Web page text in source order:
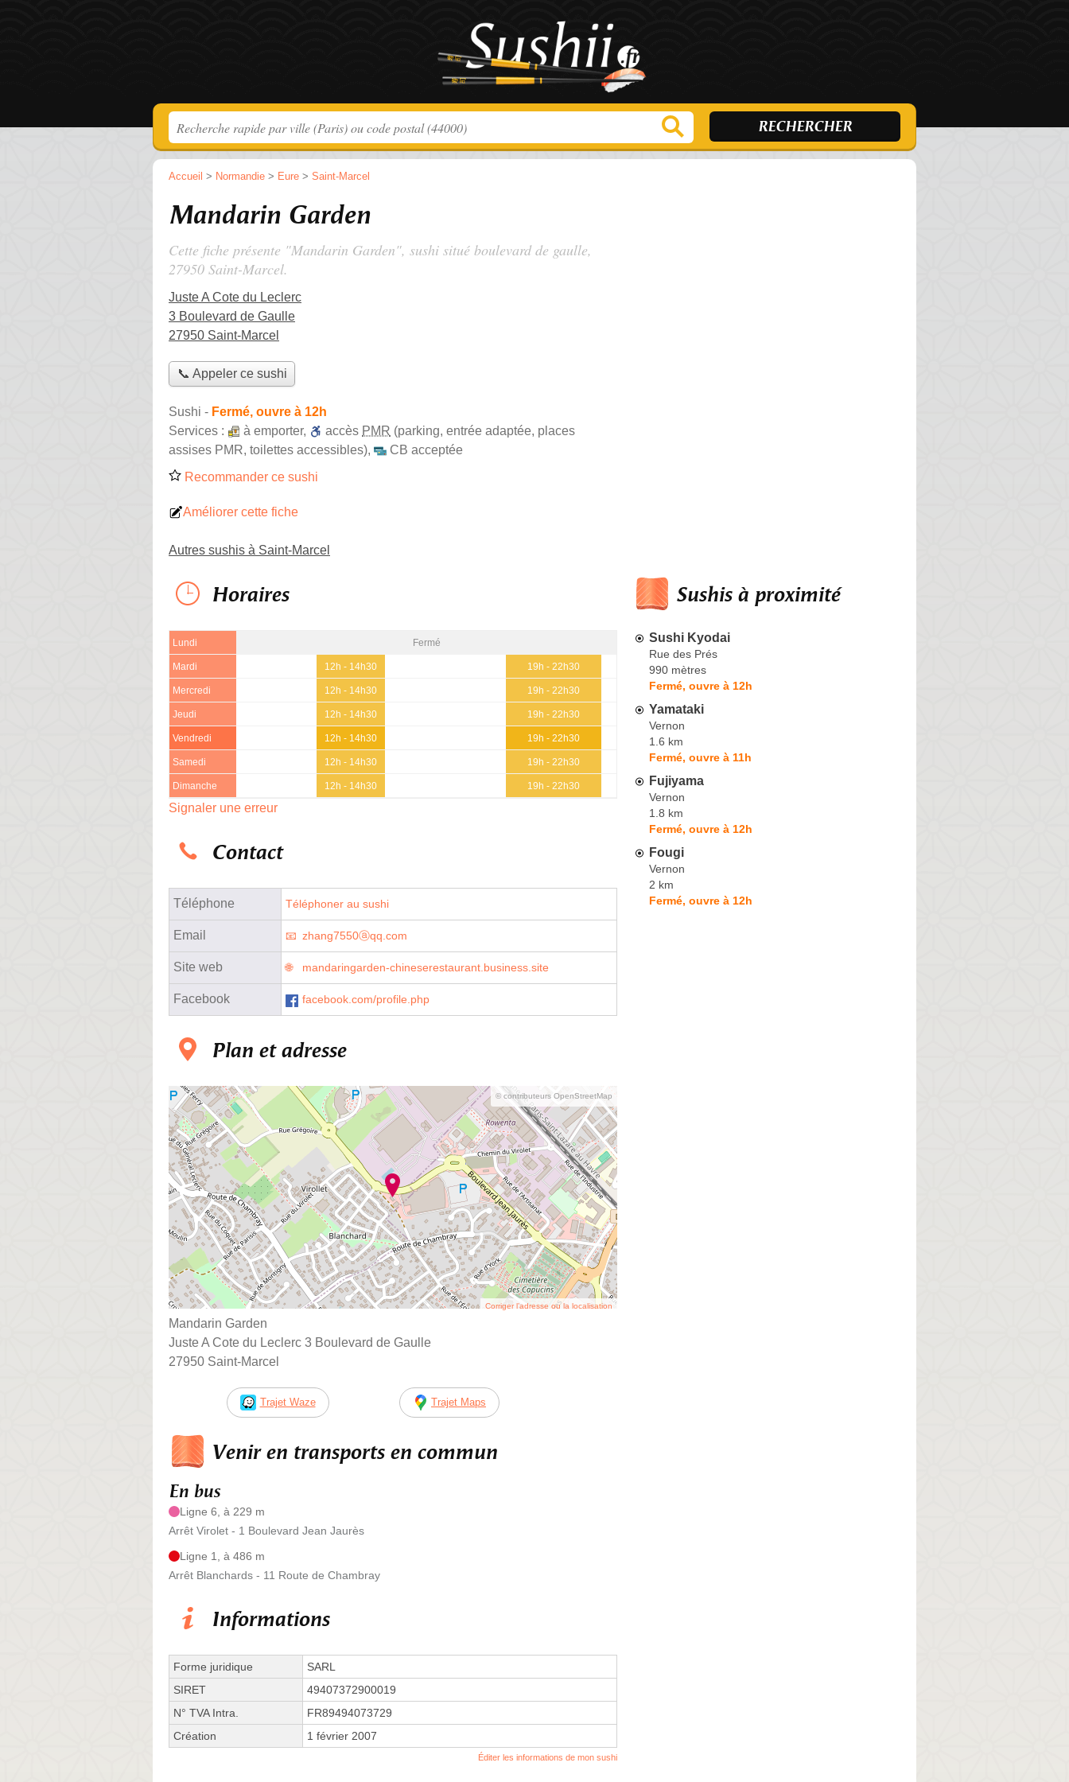
Accueil > Normandie > Eure > Saint-Marcel
Mandarin Garden
Cette fiche présente "Mandarin Garden", sushi situé boulevard de gaulle,
27950 Saint-Marcel.
Juste A Cote du Leclerc
3 Boulevard de Gaulle
27950 Saint-Marcel
📞 Appeler ce sushi
Sushi - Fermé, ouvre à 12h
Services :
à emporter, accès PMR (parking, entrée adaptée, places
assises PMR, toilettes accessibles),
CB acceptée
Recommander ce sushi
Améliorer cette fiche
Autres sushis à Saint-Marcel
Horaires
Lundi Fermé
Mardi 12h - 14h30 19h - 22h30
Mercredi 12h - 14h30 19h - 22h30
Jeudi 12h - 14h30 19h - 22h30
Vendredi 12h - 14h30 19h - 22h30
Samedi 12h - 14h30 19h - 22h30
Dimanche 12h - 14h30 19h - 22h30
Signaler une erreur
Contact
Téléphone Téléphoner au sushi
Email zhang7550ⓐqq.com
Site web mandaringarden-chineserestaurant.business.site
Facebook facebook.com/profile.php
Plan et adresse
© contributeurs OpenStreetMap
Corriger l’adresse ou la localisation
Mandarin Garden
Juste A Cote du Leclerc 3 Boulevard de Gaulle
27950 Saint-Marcel
Trajet Waze Trajet Maps
Venir en transports en commun
En bus
Ligne 6, à 229 m
Arrêt Virolet - 1 Boulevard Jean Jaurès
Ligne 1, à 486 m
Arrêt Blanchards - 11 Route de Chambray
Informations
Forme juridique
SARL
SIRET
49407372900019
N° TVA Intra.
FR89494073729
Création
1 février 2007
Éditer les informations de mon sushi
Sushis à proximité
Sushi Kyodai
Rue des Prés
990 mètres
Fermé, ouvre à 12h
Yamataki
Vernon
1.6 km
Fermé, ouvre à 11h
Fujiyama
Vernon
1.8 km
Fermé, ouvre à 12h
Fougi
Vernon
2 km
Fermé, ouvre à 12h